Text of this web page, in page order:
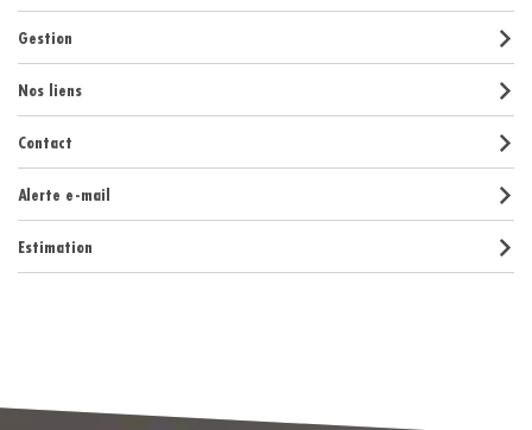
Gestion
Nos liens
Contact
Alerte e-mail
Estimation